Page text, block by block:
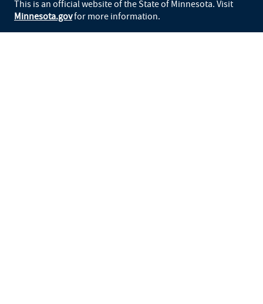
This is an official website of the State of Minnesota. Visit
Minnesota.govfor more information.